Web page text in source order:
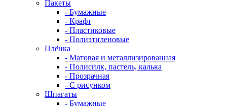
Пакеты
- Бумажные
- Крафт
- Пластиковые
- Полиэтиленовые
Плёнка
- Матовая и металлизированная
- Полисилк, пастель, калька
- Прозрачная
- С рисунком
Шпагаты
- Бумажные